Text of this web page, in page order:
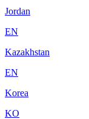
Jordan
EN
Kazakhstan
EN
Korea
KO